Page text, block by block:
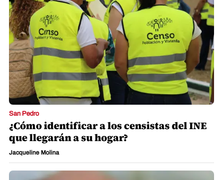
San Pedro
¿Cómo identificar a los censistas del INE
que llegarán a su hogar?
Jacqueline Molina